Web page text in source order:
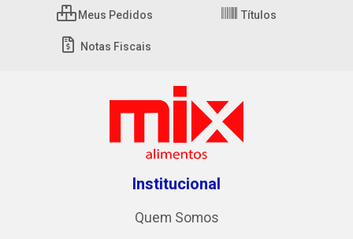
Meus Pedidos Títulos
Notas Fiscais
Institucional
Quem Somos